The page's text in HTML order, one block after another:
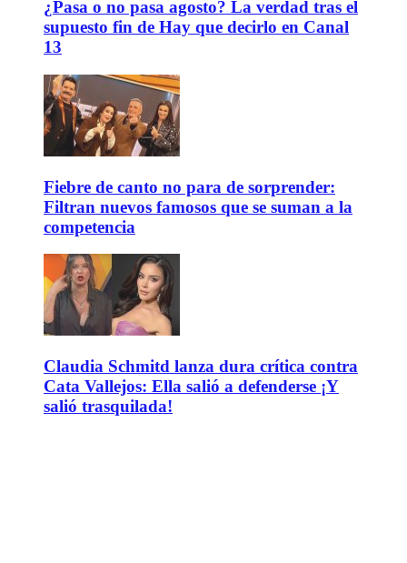
¿Pasa o no pasa agosto? La verdad tras el
supuesto fin de Hay que decirlo en Canal
13
Fiebre de canto no para de sorprender:
Filtran nuevos famosos que se suman a la
competencia
Claudia Schmitd lanza dura crítica contra
Cata Vallejos: Ella salió a defenderse ¡Y
salió trasquilada!